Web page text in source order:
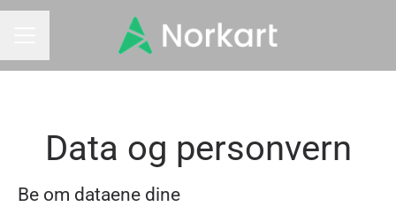
Data og personvern
Be om dataene dine